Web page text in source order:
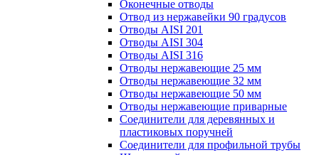
Оконечные отводы
Отвод из нержавейки 90 градусов
Отводы AISI 201
Отводы AISI 304
Отводы AISI 316
Отводы нержавеющие 25 мм
Отводы нержавеющие 32 мм
Отводы нержавеющие 50 мм
Отводы нержавеющие приварные
Соединители для деревянных и
пластиковых поручней
Соединители для профильной трубы